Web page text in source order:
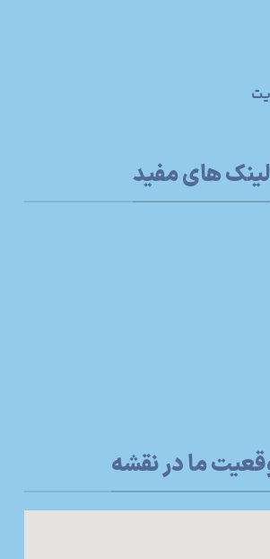
لینک های مفید
ما در نقشه